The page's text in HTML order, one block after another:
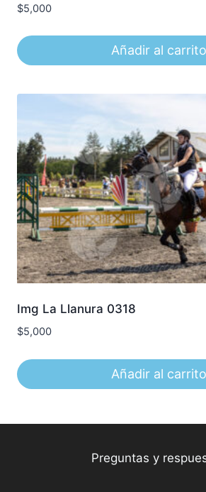
$5,000
Añadir al carrito
Img La Llanura 0318
$5,000
Añadir al carrito
Preguntas y